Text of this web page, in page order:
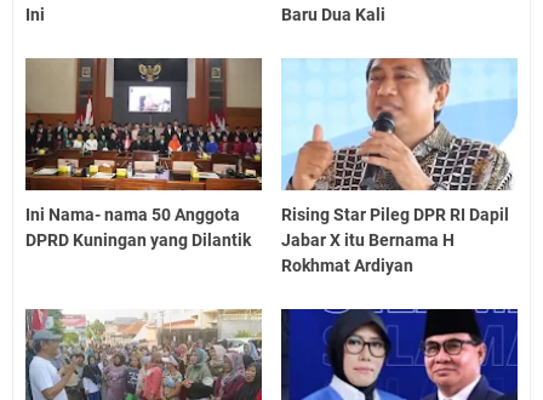
Ini
Baru Dua Kali
Ini Nama- nama 50 Anggota
DPRD Kuningan yang Dilantik
Rising Star Pileg DPR RI Dapil
Jabar X itu Bernama H
Rokhmat Ardiyan